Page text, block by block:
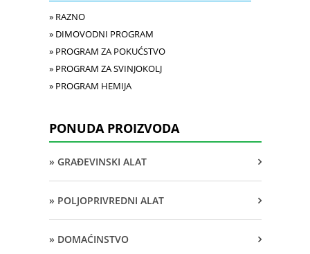
» RAZNO
» DIMOVODNI PROGRAM
» PROGRAM ZA POKUĆSTVO
» PROGRAM ZA SVINJOKOLJ
» PROGRAM HEMIJA
PONUDA PROIZVODA
» GRAĐEVINSKI ALAT
» POLJOPRIVREDNI ALAT
» DOMAĆINSTVO